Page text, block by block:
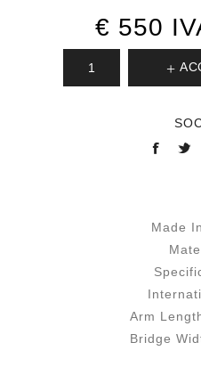
€ 550
Made
Arm
Bridge